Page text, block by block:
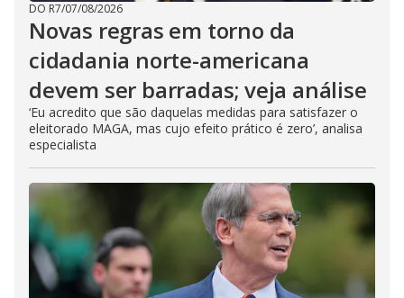
DO R7/07/08/2026
Novas regras em torno da
cidadania norte-americana
devem ser barradas; veja análise
‘Eu acredito que são daquelas medidas para satisfazer o
eleitorado MAGA, mas cujo efeito prático é zero’, analisa
especialista